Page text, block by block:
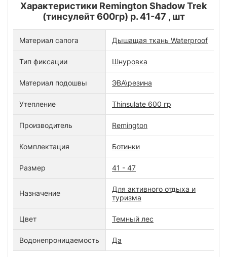
Характеристики Remington Shadow Trek
(тинсулейт 600гр) р. 41-47 , шт
Материал сапога Дышащая ткань Waterproof
Тип фиксации Шнуровка
Материал подошвы ЭВА\резина
Утепление Thinsulate 600 гр
Производитель Remington
Комплектация Ботинки
Размер 41 - 47
Назначение
Для активного отдыха и
туризма
Цвет Темный лес
Водонепроницаемость Да